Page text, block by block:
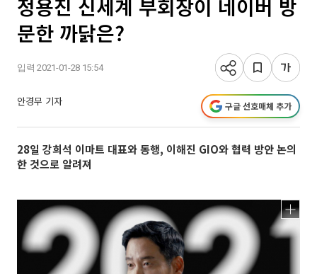
정용진 신세계 부회장이 네이버 방
문한 까닭은?
입력 2021-01-28 15:54
안경무 기자 구글 선호매체 추가
28일 강희석 이마트 대표와 동행, 이해진 GIO와 협력 방안 논의
한 것으로 알려져